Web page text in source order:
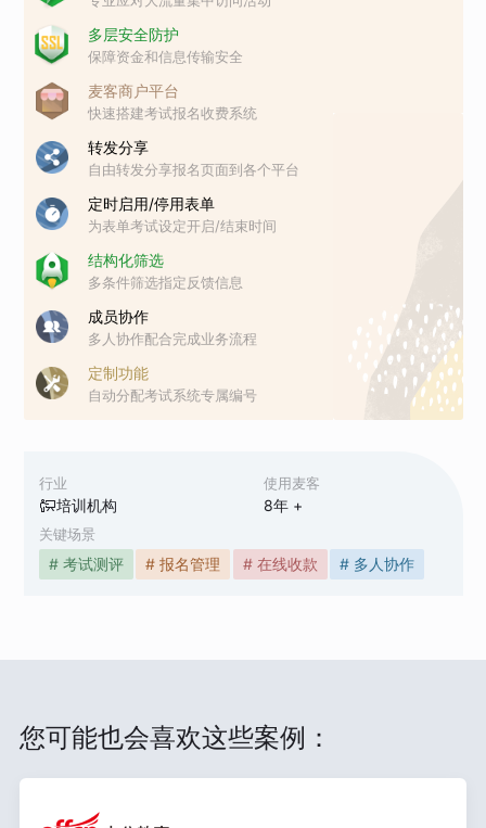
行业
培训机构
使用麦客
8年 +
关键场景
# 考试测评 # 报名管理 # 在线收款 # 多人协作
多层安全防护
保障资金和信息传输安全
麦客商户平台
快速搭建考试报名收费系统
转发分享
自由转发分享报名页面到各个平台
定时启用/停用表单
为表单考试设定开启/结束时间
结构化筛选
多条件筛选指定反馈信息
成员协作
多人协作配合完成业务流程
定制功能
自动分配考试系统专属编号
您可能也会喜欢这些案例：